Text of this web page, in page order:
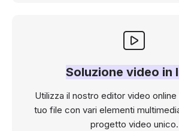
Soluzione video in
Utilizza il nostro editor video
tuo file con vari elementi
progetto video unico.